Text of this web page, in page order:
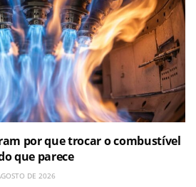
por que trocar o combustível
que parece
DE 2026